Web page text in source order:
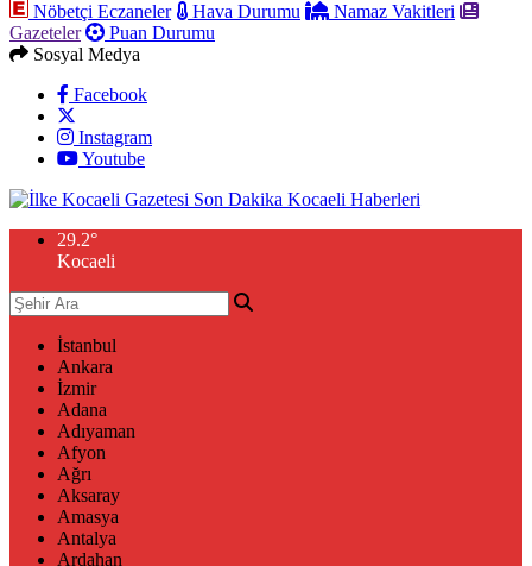
Nöbetçi Eczaneler
Hava Durumu
Namaz Vakitleri
Gazeteler
Puan Durumu
Sosyal Medya
Facebook
Instagram
Youtube
29.2°
Kocaeli
İstanbul
Ankara
İzmir
Adana
Adıyaman
Afyon
Ağrı
Aksaray
Amasya
Antalya
Ardahan